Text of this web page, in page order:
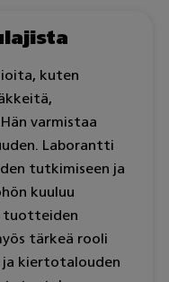
kuten
varmistaa
Laborantti
tutkimiseen ja
kuuluu
tuotteiden
tärkeä rooli
kiertotalouden